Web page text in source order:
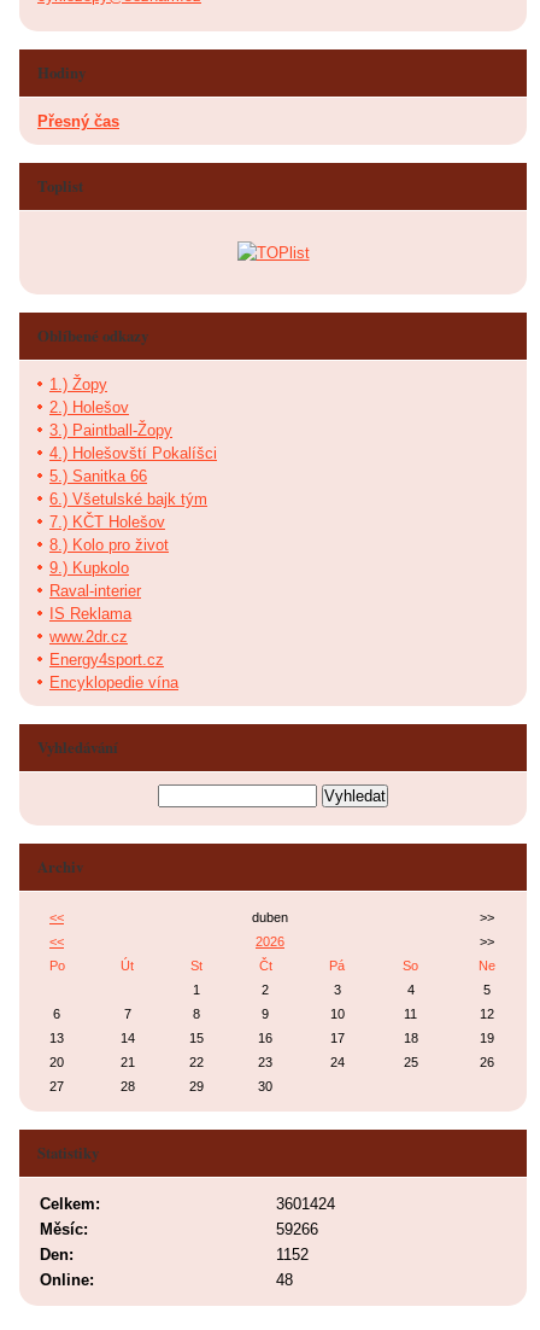
Hodiny
Přesný čas
Toplist
Oblíbené odkazy
1.) Žopy
2.) Holešov
3.) Paintball-Žopy
4.) Holešovští Pokalíšci
5.) Sanitka 66
6.) Všetulské bajk tým
7.) KČT Holešov
8.) Kolo pro život
9.) Kupkolo
Raval-interier
IS Reklama
www.2dr.cz
Energy4sport.cz
Encyklopedie vína
Vyhledávání
Archiv
<< duben
>>
<<
2026
>>
Po
Út St Čt Pá So
Ne
1
2 3 4
5
6
7 8 9 10 11
12
13
14 15 16 17 18
19
20
21 22 23 24 25
26
27
28 29 30
Statistiky
Online: 48
Celkem:
3601424
Měsíc:
59266
Den:
1152